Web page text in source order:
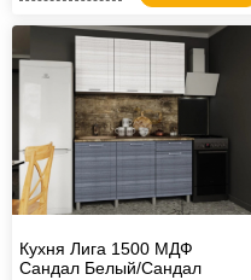
Кухня Лига 1500 МДФ
Сандал Белый/Сандал